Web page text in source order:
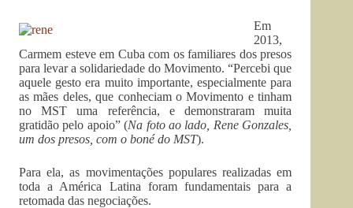
Em
2013,
Carmem esteve em Cuba com os familiares dos presos
para levar a solidariedade do Movimento. “Percebi que
aquele gesto era muito importante, especialmente para
as mães deles, que conheciam o Movimento e tinham
no MST uma referência, e demonstraram muita
gratidão pelo apoio” (Na foto ao lado, Rene Gonzales,
um dos presos, com o boné do MST).
Para ela, as movimentações populares realizadas em
toda a América Latina foram fundamentais para a
retomada das negociações.